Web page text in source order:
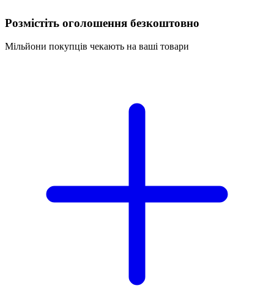
Розмістіть оголошення безкоштовно
Мільйони покупців чекають на ваші товари